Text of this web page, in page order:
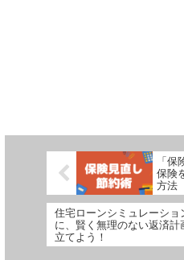
「保
保険
方法
住宅ローンシミュレーショ
に、賢く無理のない返済計
立てよう！